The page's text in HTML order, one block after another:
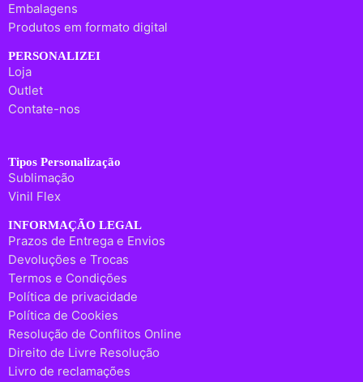
Embalagens
Produtos em formato digital
PERSONALIZEI
Loja
Outlet
Contate-nos
Tipos Personalização
Sublimação
Vinil Flex
INFORMAÇÃO LEGAL
Prazos de Entrega e Envios
Devoluções e Trocas
Termos e Condições
Política de privacidade
Política de Cookies
Resolução de Conflitos Online
Direito de Livre Resolução
Livro de reclamações